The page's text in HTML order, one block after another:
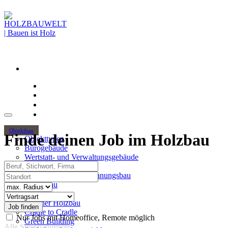
Objektbau
Objekttypen
Bürogebäude
Wertstatt- und Verwaltungsgebäude
Holzhochhäuser
Mehrgeschossiger Wohnungsbau
Hallenbau
Themen
Urbaner Holzbau
Cradle to Cradle
Green Building
Finde deinen Job im Holzbau
Beruf, Stichwort, Firma
Standort
Radius
Vertragsart
Nur Jobs mit Homeoffice, Remote möglich